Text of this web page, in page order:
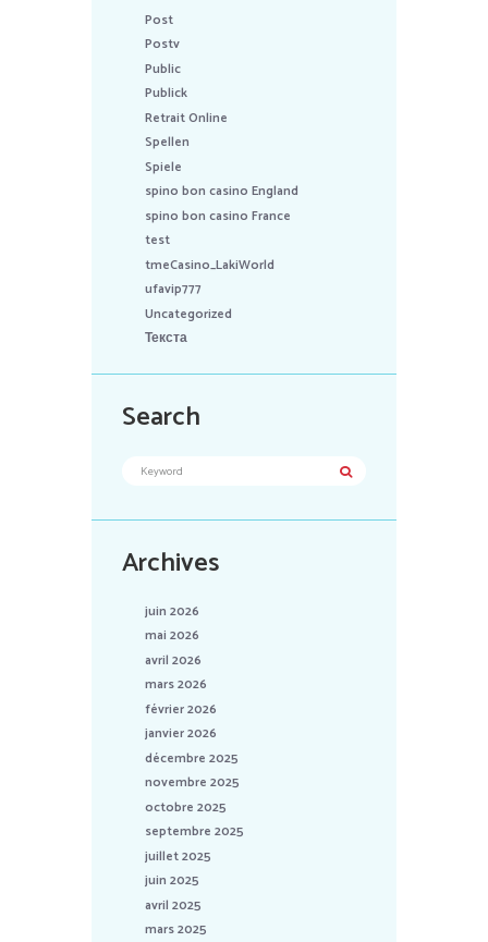
Post
Postv
Public
Publick
Retrait Online
Spellen
Spiele
spino bon casino England
spino bon casino France
test
tmeCasino_LakiWorld
ufavip777
Uncategorized
Текста
Search
Archives
juin 2026
mai 2026
avril 2026
mars 2026
février 2026
janvier 2026
décembre 2025
novembre 2025
octobre 2025
septembre 2025
juillet 2025
juin 2025
avril 2025
mars 2025